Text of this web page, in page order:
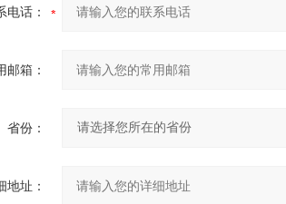
电话：
邮箱：
省份：
地址：